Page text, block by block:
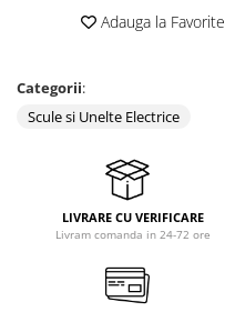
Adauga la Favorite
Categorii:
Scule si Unelte Electrice
LIVRARE CU VERIFICARE
Livram comanda in 24-72 ore